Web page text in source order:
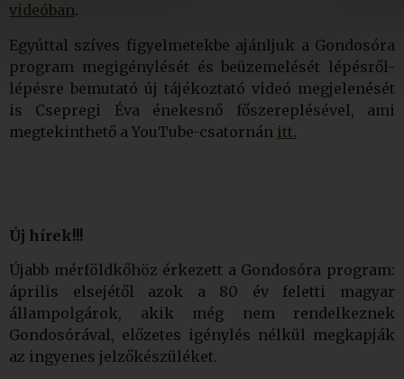
videóban.
Egyúttal szíves figyelmetekbe ajánljuk a Gondosóra
program megigénylését és beüzemelését lépésről-
lépésre bemutató új tájékoztató videó megjelenését
is Csepregi Éva énekesnő főszereplésével, ami
megtekinthető a YouTube-csatornán itt.
Új hírek!!!
Újabb mérföldkőhöz érkezett a Gondosóra program:
április elsejétől azok a 80 év feletti magyar
állampolgárok, akik még nem rendelkeznek
Gondosórával, előzetes igénylés nélkül megkapják
az ingyenes jelzőkészüléket.